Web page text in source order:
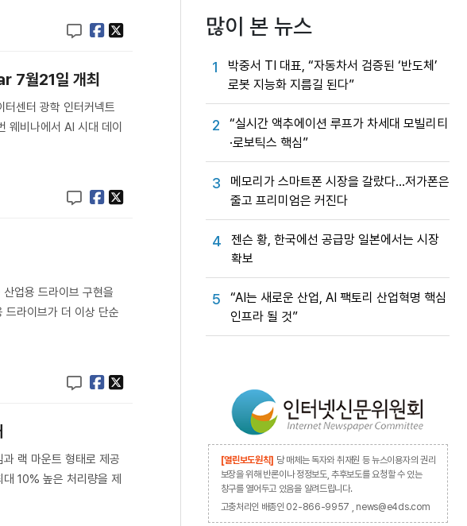
7월21일 개최
센터 광학 인터커넥트
웨비나에서 AI 시대 데이
업용 드라이브 구현을
드라이브가 더 이상 단순
랙 마운트 형태로 제공
10% 높은 처리량을 제
많이 본 뉴스
1
박중서 TI 대표, “자동차서 검증된 ‘반도체’
로봇 지능화 지름길 된다”
2
“실시간 액추에이션 루프가 차세대 모빌리티
·로보틱스 핵심”
3
메모리가 스마트폰 시장을 갈랐다…저가폰은
줄고 프리미엄은 커진다
4
젠슨 황, 한국에선 공급망 일본에서는 시장
확보
5
“AI는 새로운 산업, AI 팩토리 산업혁명 핵심
인프라 될 것”
[열린보도원칙] 당 매체는 독자와 취재원 등 뉴스이용자의 권리
보장을 위해 반론이나 정정보도, 추후보도를 요청할 수 있는
창구를 열어두고 있음을 알려드립니다.
고충처리인 배종인 02-866-9957 , news@e4ds.com